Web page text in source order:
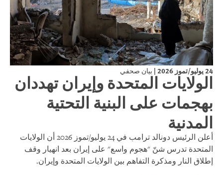
24 يوليو/تموز 2026 | بيان صحفي
الولايات المتحدة وإيران تهددان
بهجمات على البنية التحتية
المدنية
أعلن الرئيس دونالد ترامب في 24 يوليو/تموز 2026 أن الولايات
المتحدة تدرس شنّ "هجوم واسع" على إيران بعد انهيار وقف
إطلاق النار ومذكرة التفاهم بين الولايات المتحدة وإيران.